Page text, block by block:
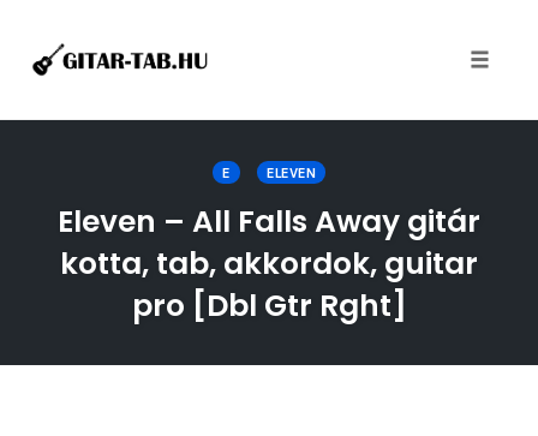
E ELEVEN
Eleven – All Falls Away gitár
kotta, tab, akkordok, guitar
pro [Dbl Gtr Rght]